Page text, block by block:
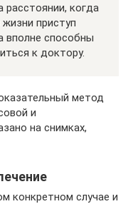
расстоянии, когда
приступ
вполне способны
к доктору.
метод
и
на снимках,
конкретном случае и